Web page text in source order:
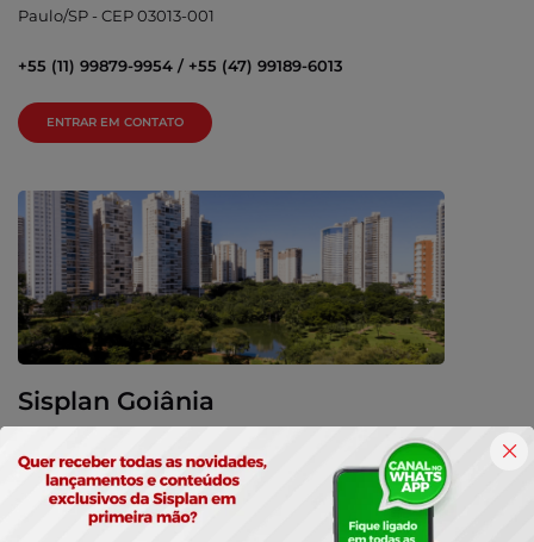
Paulo/SP - CEP 03013-001
+55 (11) 99879-9954 / +55 (47) 99189-6013
ENTRAR EM CONTATO
Sisplan Goiânia
Rua 1114, qd 211, lt 07, nº 65, Setor Serrinha, Goiânia -
GO, CEP: 74830-390
+55 (62) 99990-2077 / +55 (62) 99644-2077